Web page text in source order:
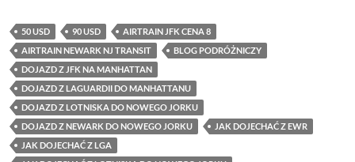
50 USD 90 USD
AIRTRAIN JFK CENA 8
AIRTRAIN NEWARK NJ TRANSIT
BLOG PODRÓŻNICZY
DOJAZD Z JFK NA MANHATTAN
DOJAZD Z LAGUARDII DO MANHATTANU
DOJAZD Z LOTNISKA DO NOWEGO JORKU
DOJAZD Z NEWARK DO NOWEGO JORKU
JAK DOJECHAĆ Z EWR
JAK DOJECHAĆ Z LGA